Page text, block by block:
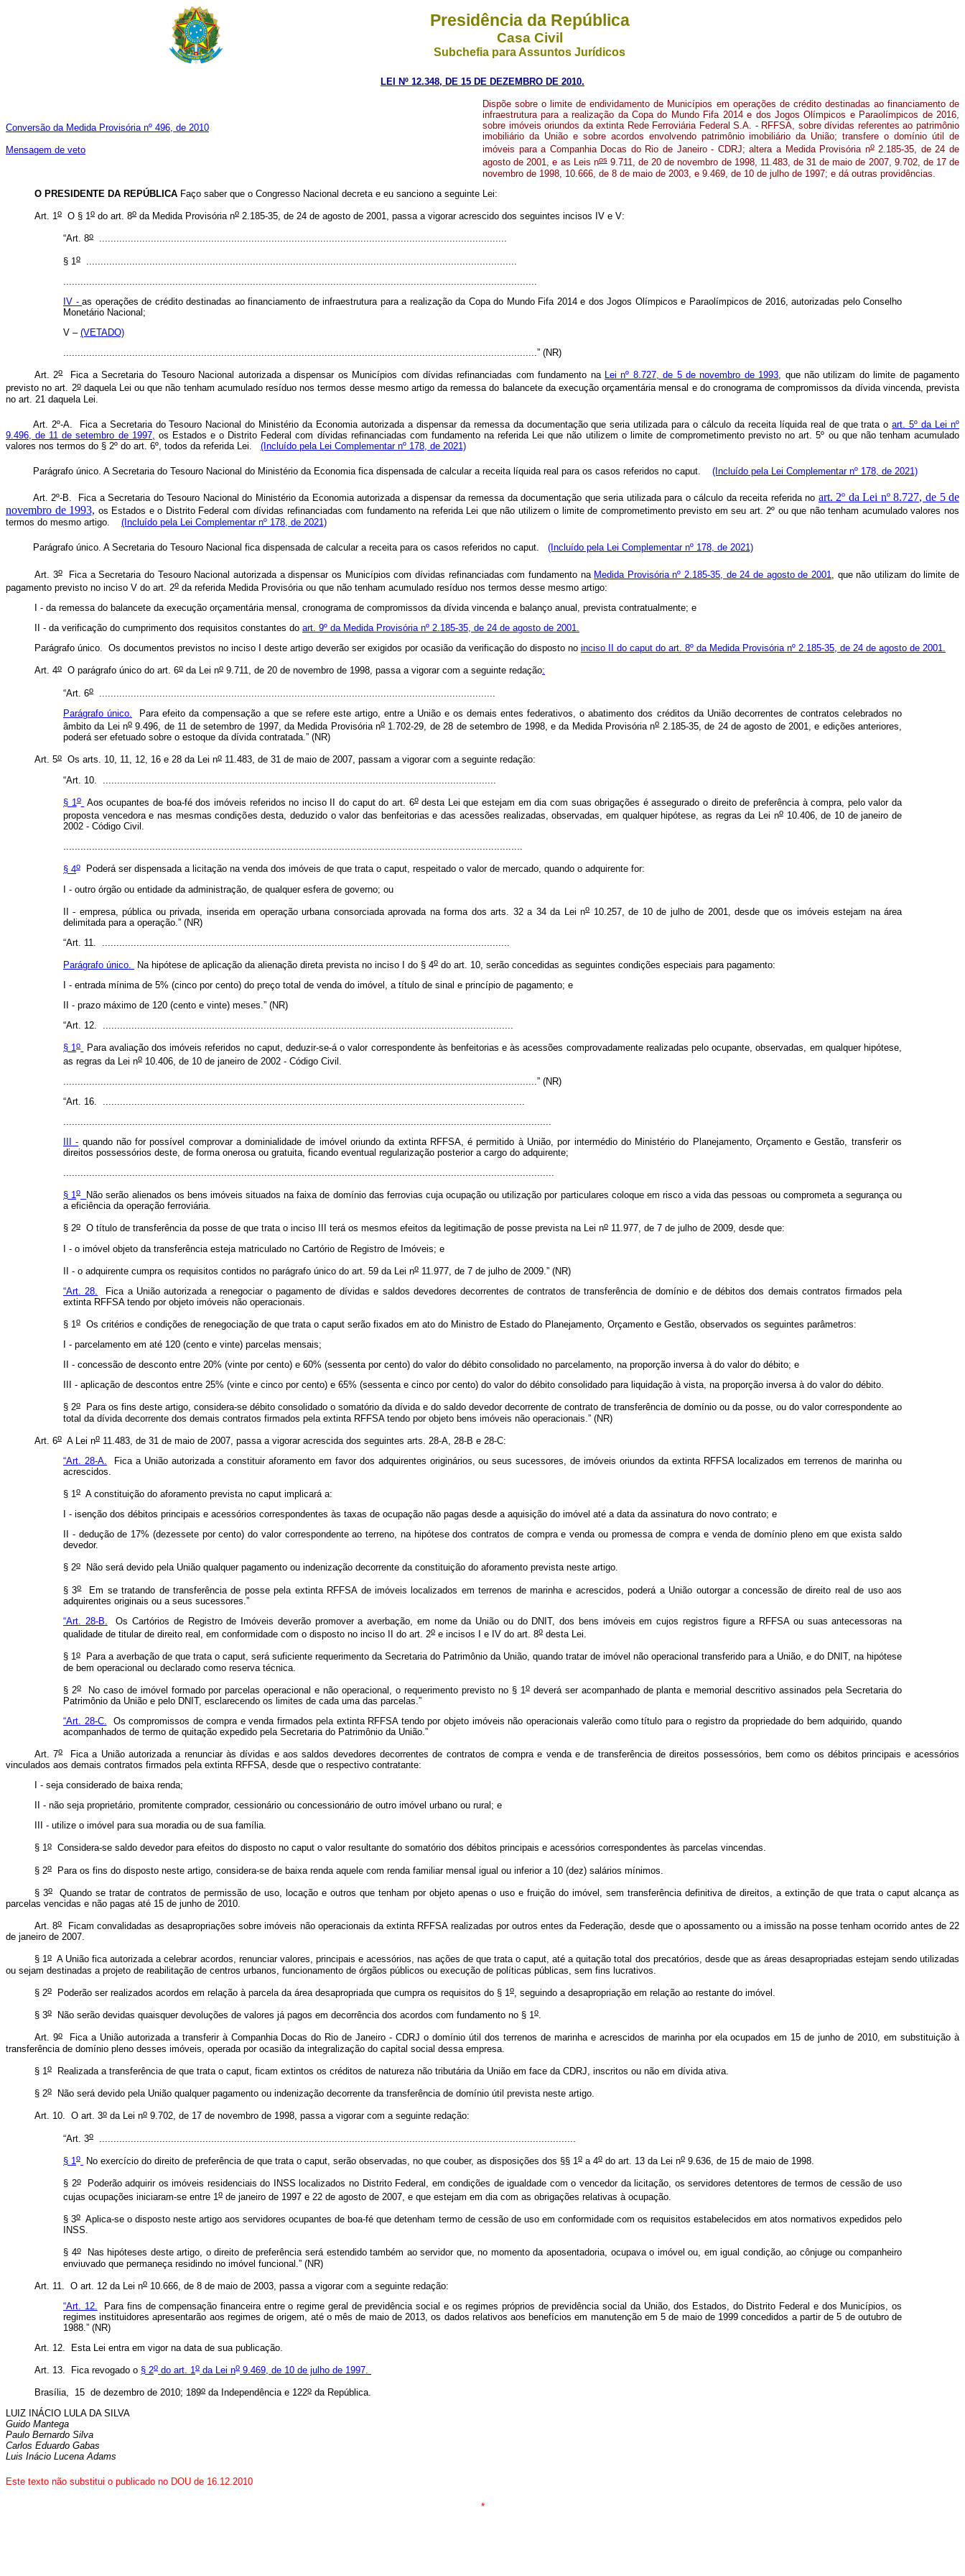
Presidência da República
Casa Civil
Subchefia para Assuntos Jurídicos
LEI Nº 12.348, DE 15 DE DEZEMBRO DE 2010.
Conversão da Medida Provisória nº 496, de 2010
Mensagem de veto
Dispõe sobre o limite de endividamento de Municípios em operações de crédito destinadas ao financiamento de
infraestrutura para a realização da Copa do Mundo Fifa 2014 e dos Jogos Olímpicos e Paraolímpicos de 2016,
sobre imóveis oriundos da extinta Rede Ferroviária Federal S.A. - RFFSA, sobre dívidas referentes ao patrimônio
imobiliário da União e sobre acordos envolvendo patrimônio imobiliário da União; transfere o domínio útil de
imóveis para a Companhia Docas do Rio de Janeiro - CDRJ; altera a Medida Provisória no2.185-35, de 24 de
agosto de 2001, e as Leis nos9.711, de 20 de novembro de 1998, 11.483, de 31 de maio de 2007, 9.702, de 17 de
novembro de 1998, 10.666, de 8 de maio de 2003, e 9.469, de 10 de julho de 1997; e dá outras providências.
O PRESIDENTE DA REPÚBLICA Faço saber que o Congresso Nacional decreta e eu sanciono a seguinte Lei:
Art. 1o O § 1o do art. 8o da Medida Provisória no 2.185-35, de 24 de agosto de 2001, passa a vigorar acrescido dos seguintes incisos IV e V:
“Art. 8o ..............................................................................................................................................
§ 1 o
IV - as operações de crédito destinadas ao financiamento de infraestrutura para a realização da Copa do Mundo Fifa 2014 e dos Jogos Olímpicos e Paraolímpicos de 2016, autorizadas pelo Conselho
Monetário Nacional;
V – (VETADO)
.....................................................................................................................................................................” (NR)
Art. 2oFica a Secretaria do Tesouro Nacional autorizada a dispensar os Municípios com dívidas refinanciadas com fundamento na Lei nº 8.727, de 5 de novembro de 1993, que não utilizam do limite de pagamento
previsto no art. 2odaquela Lei ou que não tenham acumulado resíduo nos termos desse mesmo artigo da remessa do balancete da execução orçamentária mensal e do cronograma de compromissos da dívida vincenda, prevista
no art. 21 daquela Lei.
Art. 2º-A. Fica a Secretaria do Tesouro Nacional do Ministério da Economia autorizada a dispensar da remessa da documentação que seria utilizada para o cálculo da receita líquida real de que trata oart. 5º da Lei nº
9.496, de 11 de setembro de 1997, os Estados e o Distrito Federal com dívidas refinanciadas com fundamento na referida Lei que não utilizem o limite de comprometimento previsto no art. 5º ou que não tenham acumulado
valores nos termos do § 2º do art. 6º, todos da referida Lei. (Incluído pela Lei Complementar nº 178, de 2021)
Parágrafo único. A Secretaria do Tesouro Nacional do Ministério da Economia fica dispensada de calcular a receita líquida real para os casos referidos no caput. (Incluído pela Lei Complementar nº 178, de 2021)
Art. 2º-B. Fica a Secretaria do Tesouro Nacional do Ministério da Economia autorizada a dispensar da remessa da documentação que seria utilizada para o cálculo da receita referida no art. 2º da Lei nº 8.727, de 5 de
novembro de 1993, os Estados e o Distrito Federal com dívidas refinanciadas com fundamento na referida Lei que não utilizem o limite de comprometimento previsto em seu art. 2º ou que não tenham acumulado valores nos
termos do mesmo artigo. (Incluído pela Lei Complementar nº 178, de 2021)
Parágrafo único. A Secretaria do Tesouro Nacional fica dispensada de calcular a receita para os casos referidos no caput. (Incluído pela Lei Complementar nº 178, de 2021)
Art. 3oFica a Secretaria do Tesouro Nacional autorizada a dispensar os Municípios com dívidas refinanciadas com fundamento na Medida Provisória nº 2.185-35, de 24 de agosto de 2001
, que não utilizam do limite de
pagamento previsto no inciso V do art. 2o da referida Medida Provisória ou que não tenham acumulado resíduo nos termos desse mesmo artigo:
I - da remessa do balancete da execução orçamentária mensal, cronograma de compromissos da dívida vincenda e balanço anual, prevista contratualmente; e
II - da verificação do cumprimento dos requisitos constantes do art. 9º da Medida Provisória nº 2.185-35, de 24 de agosto de 2001.
Parágrafo único. Os documentos previstos no inciso I deste artigo deverão ser exigidos por ocasião da verificação do disposto no inciso II do caput do art. 8º da Medida Provisória nº 2.185-35, de 24 de agosto de 2001.
Art. 4o O parágrafo único do art. 6o da Lei no 9.711, de 20 de novembro de 1998, passa a vigorar com a seguinte redação:
“Art. 6o
Parágrafo único.
Para efeito da compensação a que se refere este artigo, entre a União e os demais entes federativos, o abatimento dos créditos da União decorrentes de contratos celebrados no
âmbito da Lei no 9.496, de 11 de setembro de 1997, da Medida Provisória no 1.702-29, de 28 de setembro de 1998, e da Medida Provisória no2.185-35, de 24 de agosto de 2001, e edições anteriores,
poderá ser efetuado sobre o estoque da dívida contratada.” (NR)
Art. 5o Os arts. 10, 11, 12, 16 e 28 da Lei no 11.483, de 31 de maio de 2007, passam a vigorar com a seguinte redação:
“Art. 10. .........................................................................................................................................
§ 1o Aos ocupantes de boa-fé dos imóveis referidos no inciso II do caputdo art. 6odesta Lei que estejam em dia com suas obrigações é assegurado o direito de preferência à compra, pelo valor da
proposta vencedora e nas mesmas condições desta, deduzido o valor das benfeitorias e das acessões realizadas, observadas, em qualquer hipótese, as regras da Lei no10.406, de 10 de janeiro de
2002 - Código Civil.
................................................................................................................................................................
§ 4o Poderá ser dispensada a licitação na venda dos imóveis de que trata o caput, respeitado o valor de mercado, quando o adquirente for:
I - outro órgão ou entidade da administração, de qualquer esfera de governo; ou
II - empresa, pública ou privada, inserida em operação urbana consorciada aprovada na forma dos arts. 32 a 34 da Lei no10.257, de 10 de julho de 2001, desde que os imóveis estejam na área
delimitada para a operação.” (NR)
“Art. 11. ..............................................................................................................................................
Parágrafo único. Na hipótese de aplicação da alienação direta prevista no inciso I do § 4o do art. 10, serão concedidas as seguintes condições especiais para pagamento:
I - entrada mínima de 5% (cinco por cento) do preço total de venda do imóvel, a título de sinal e princípio de pagamento; e
II - prazo máximo de 120 (cento e vinte) meses.” (NR)
“Art. 12. ...............................................................................................................................................
§ 1o Para avaliação dos imóveis referidos no caput, deduzir-se-á o valor correspondente às benfeitorias e às acessões comprovadamente realizadas pelo ocupante, observadas, em qualquer hipótese,
as regras da Lei no 10.406, de 10 de janeiro de 2002 - Código Civil.
.....................................................................................................................................................................” (NR)
“Art. 16. ...................................................................................................................................................
III - quando não for possível comprovar a dominialidade de imóvel oriundo da extinta RFFSA, é permitido à União, por intermédio do Ministério do Planejamento, Orçamento e Gestão, transferir os
direitos possessórios deste, de forma onerosa ou gratuita, ficando eventual regularização posterior a cargo do adquirente;
§ 1o
Não serão alienados os bens imóveis situados na faixa de domínio das ferrovias cuja ocupação ou utilização por particulares coloque em risco a vida das pessoas ou comprometa a segurança ou
a eficiência da operação ferroviária.
§ 2o O título de transferência da posse de que trata o inciso III terá os mesmos efeitos da legitimação de posse prevista na Lei no 11.977, de 7 de julho de 2009, desde que:
I - o imóvel objeto da transferência esteja matriculado no Cartório de Registro de Imóveis; e
II - o adquirente cumpra os requisitos contidos no parágrafo único do art. 59 da Lei no 11.977, de 7 de julho de 2009.” (NR)
“Art. 28.
Fica a União autorizada a renegociar o pagamento de dívidas e saldos devedores decorrentes de contratos de transferência de domínio e de débitos dos demais contratos firmados pela
extinta RFFSA tendo por objeto imóveis não operacionais.
§ 1o Os critérios e condições de renegociação de que trata o caput serão fixados em ato do Ministro de Estado do Planejamento, Orçamento e Gestão, observados os seguintes parâmetros:
I - parcelamento em até 120 (cento e vinte) parcelas mensais;
II - concessão de desconto entre 20% (vinte por cento) e 60% (sessenta por cento) do valor do débito consolidado no parcelamento, na proporção inversa à do valor do débito; e
III - aplicação de descontos entre 25% (vinte e cinco por cento) e 65% (sessenta e cinco por cento) do valor do débito consolidado para liquidação à vista, na proporção inversa à do valor do débito.
§ 2o
Para os fins deste artigo, considera-se débito consolidado o somatório da dívida e do saldo devedor decorrente de contrato de transferência de domínio ou da posse, ou do valor correspondente ao
total da dívida decorrente dos demais contratos firmados pela extinta RFFSA tendo por objeto bens imóveis não operacionais.” (NR)
Art. 6o A Lei no 11.483, de 31 de maio de 2007, passa a vigorar acrescida dos seguintes arts. 28-A, 28-B e 28-C:
“Art. 28-A.
Fica a União autorizada a constituir aforamento em favor dos adquirentes originários, ou seus sucessores, de imóveis oriundos da extinta RFFSA localizados em terrenos de marinha ou
acrescidos.
§ 1o A constituição do aforamento prevista no caput implicará a:
I - isenção dos débitos principais e acessórios correspondentes às taxas de ocupação não pagas desde a aquisição do imóvel até a data da assinatura do novo contrato; e
II - dedução de 17% (dezessete por cento) do valor correspondente ao terreno, na hipótese dos contratos de compra e venda ou promessa de compra e venda de domínio pleno em que exista saldo
devedor.
§ 2o Não será devido pela União qualquer pagamento ou indenização decorrente da constituição do aforamento prevista neste artigo.
§ 3oEm se tratando de transferência de posse pela extinta RFFSA de imóveis localizados em terrenos de marinha e acrescidos, poderá a União outorgar a concessão de direito real de uso aos
adquirentes originais ou a seus sucessores.”
“Art. 28-B.
Os Cartórios de Registro de Imóveis deverão promover a averbação, em nome da União ou do DNIT, dos bens imóveis em cujos registros figure a RFFSA ou suas antecessoras na
qualidade de titular de direito real, em conformidade com o disposto no inciso II do art. 2o e incisos I e IV do art. 8o desta Lei.
§ 1o Para a averbação de que trata o caput, será suficiente requerimento da Secretaria do Patrimônio da União, quando tratar de imóvel não operacional transferido para a União, e do DNIT, na hipótese
de bem operacional ou declarado como reserva técnica.
§ 2oNo caso de imóvel formado por parcelas operacional e não operacional, o requerimento previsto no § 1odeverá ser acompanhado de planta e memorial descritivo assinados pela Secretaria do
Patrimônio da União e pelo DNIT, esclarecendo os limites de cada uma das parcelas.”
“Art. 28-C.
Os compromissos de compra e venda firmados pela extinta RFFSA tendo por objeto imóveis não operacionais valerão como título para o registro da propriedade do bem adquirido, quando
acompanhados de termo de quitação expedido pela Secretaria do Patrimônio da União.”
Art. 7oFica a União autorizada a renunciar às dívidas e aos saldos devedores decorrentes de contratos de compra e venda e de transferência de direitos possessórios, bem como os débitos principais e acessórios
vinculados aos demais contratos firmados pela extinta RFFSA, desde que o respectivo contratante:
I - seja considerado de baixa renda;
II - não seja proprietário, promitente comprador, cessionário ou concessionário de outro imóvel urbano ou rural; e
III - utilize o imóvel para sua moradia ou de sua família.
§ 1o Considera-se saldo devedor para efeitos do disposto no caput o valor resultante do somatório dos débitos principais e acessórios correspondentes às parcelas vincendas.
§ 2o Para os fins do disposto neste artigo, considera-se de baixa renda aquele com renda familiar mensal igual ou inferior a 10 (dez) salários mínimos.
§ 3oQuando se tratar de contratos de permissão de uso, locação e outros que tenham por objeto apenas o uso e fruição do imóvel, sem transferência definitiva de direitos, a extinção de que trata ocaputalcança as
parcelas vencidas e não pagas até 15 de junho de 2010.
Art. 8oFicam convalidadas as desapropriações sobre imóveis não operacionais da extinta RFFSA realizadas por outros entes da Federação, desde que o apossamento ou a imissão na posse tenham ocorrido antes de 22
de janeiro de 2007.
§ 1o A União fica autorizada a celebrar acordos, renunciar valores, principais e acessórios, nas ações de que trata ocaput, até a quitação total dos precatórios, desde que as áreas desapropriadas estejam sendo utilizadas
ou sejam destinadas a projeto de reabilitação de centros urbanos, funcionamento de órgãos públicos ou execução de políticas públicas, sem fins lucrativos.
§ 2o Poderão ser realizados acordos em relação à parcela da área desapropriada que cumpra os requisitos do § 1o, seguindo a desapropriação em relação ao restante do imóvel.
§ 3o Não serão devidas quaisquer devoluções de valores já pagos em decorrência dos acordos com fundamento no § 1o.
Art. 9oFica a União autorizada a transferir à Companhia Docas do Rio de Janeiro - CDRJ o domínio útil dos terrenos de marinha e acrescidos de marinha por ela ocupados em 15 de junho de 2010, em substituição à
transferência de domínio pleno desses imóveis, operada por ocasião da integralização do capital social dessa empresa.
§ 1o Realizada a transferência de que trata o caput, ficam extintos os créditos de natureza não tributária da União em face da CDRJ, inscritos ou não em dívida ativa.
§ 2o Não será devido pela União qualquer pagamento ou indenização decorrente da transferência de domínio útil prevista neste artigo.
Art. 10. O art. 3o da Lei no 9.702, de 17 de novembro de 1998, passa a vigorar com a seguinte redação:
“Art. 3o ......................................................................................................................................................................
§ 1o No exercício do direito de preferência de que trata o caput, serão observadas, no que couber, as disposições dos §§ 1o a 4o do art. 13 da Lei no 9.636, de 15 de maio de 1998.
§ 2oPoderão adquirir os imóveis residenciais do INSS localizados no Distrito Federal, em condições de igualdade com o vencedor da licitação, os servidores detentores de termos de cessão de uso
cujas ocupações iniciaram-se entre 1o de janeiro de 1997 e 22 de agosto de 2007, e que estejam em dia com as obrigações relativas à ocupação.
§ 3o Aplica-se o disposto neste artigo aos servidores ocupantes de boa-fé que detenham termo de cessão de uso em conformidade com os requisitos estabelecidos em atos normativos expedidos pelo
INSS.
§ 4oNas hipóteses deste artigo, o direito de preferência será estendido também ao servidor que, no momento da aposentadoria, ocupava o imóvel ou, em igual condição, ao cônjuge ou companheiro
enviuvado que permaneça residindo no imóvel funcional.” (NR)
Art. 11. O art. 12 da Lei no 10.666, de 8 de maio de 2003, passa a vigorar com a seguinte redação:
“Art. 12. Para fins de compensação financeira entre o regime geral de previdência social e os regimes próprios de previdência social da União, dos Estados, do Distrito Federal e dos Municípios, os
regimes instituidores apresentarão aos regimes de origem, até o mês de maio de 2013, os dados relativos aos benefícios em manutenção em 5 de maio de 1999 concedidos a partir de 5 de outubro de
1988.” (NR)
Art. 12. Esta Lei entra em vigor na data de sua publicação.
Art. 13. Fica revogado o § 2o do art. 1o da Lei no 9.469, de 10 de julho de 1997.
Brasília, 15 de dezembro de 2010; 189o da Independência e 122o da República.
LUIZ INÁCIO LULA DA SILVA
Guido Mantega
Paulo Bernardo Silva
Carlos Eduardo Gabas
Luis Inácio Lucena Adams
Este texto não substitui o publicado no DOU de 16.12.2010
*